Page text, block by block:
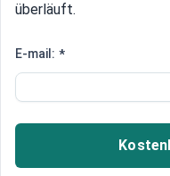
Der Yuan ist
Lange war es
Ukraine-Krieg hat
chinesische Yuan
überläuft.
E-mail: *